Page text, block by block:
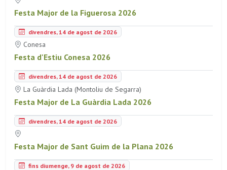
Festa Major de la Figuerosa 2026
divendres, 14 de agost de 2026
Conesa
Festa d'Estiu Conesa 2026
divendres, 14 de agost de 2026
La Guàrdia Lada (Montoliu de Segarra)
Festa Major de La Guàrdia Lada 2026
divendres, 14 de agost de 2026
Festa Major de Sant Guim de la Plana 2026
fins diumenge, 9 de agost de 2026